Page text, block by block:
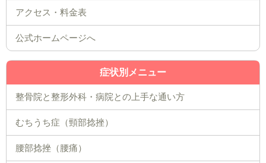
公式ホームページへ
症状別メニュー
整骨院と整形外科・病院との上手な通い方
むちうち症（頸部捻挫）
腰部捻挫（腰痛）